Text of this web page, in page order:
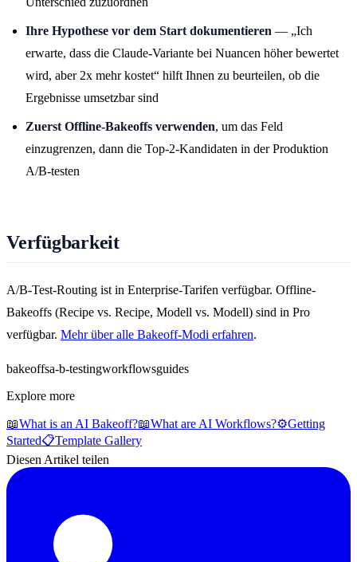
Ihre Hypothese vor dem Start dokumentieren — „Ich
erwarte, dass die Claude-Variante bei Nuancen höher bewertet
wird, aber 2x mehr kostet“ hilft Ihnen zu beurteilen, ob die
Ergebnisse umsetzbar sind
Zuerst Offline-Bakeoffs verwenden, um das Feld
einzugrenzen, dann die Top-2-Kandidaten in der Produktion
A/B-testen
Verfügbarkeit
A/B-Test-Routing ist in Enterprise-Tarifen verfügbar. Offline-
Bakeoffs (Recipe vs. Recipe, Modell vs. Modell) sind in Pro
verfügbar. Mehr über alle Bakeoff-Modi erfahren.
bakeoffsa-b-testingworkflowsguides
Explore more
📖What is an AI Bakeoff?📖What are AI Workflows?⚙️Getting
Started📋Template Gallery
Diesen Artikel teilen